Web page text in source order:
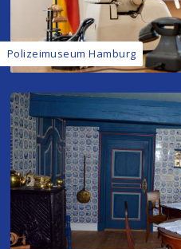
Polizeimuseum Hamburg